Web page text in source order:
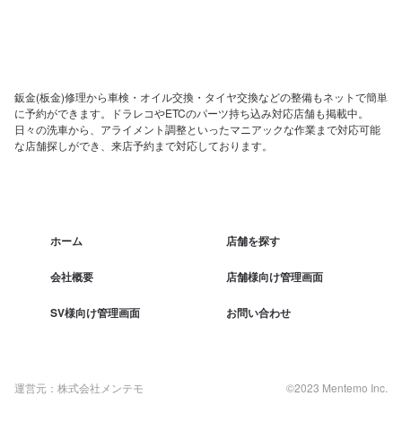
鈑金(板金)修理から車検・オイル交換・タイヤ交換などの整備もネットで簡単
に予約ができます。ドラレコやETCのパーツ持ち込み対応店舗も掲載中。
日々の洗車から、アライメント調整といったマニアックな作業まで対応可能
な店舗探しができ、来店予約まで対応しております。
ホーム 店舗を探す
会社概要 店舗様向け管理画面
SV様向け管理画面 お問い合わせ
運営元：株式会社メンテモ ©2023 Mentemo Inc.